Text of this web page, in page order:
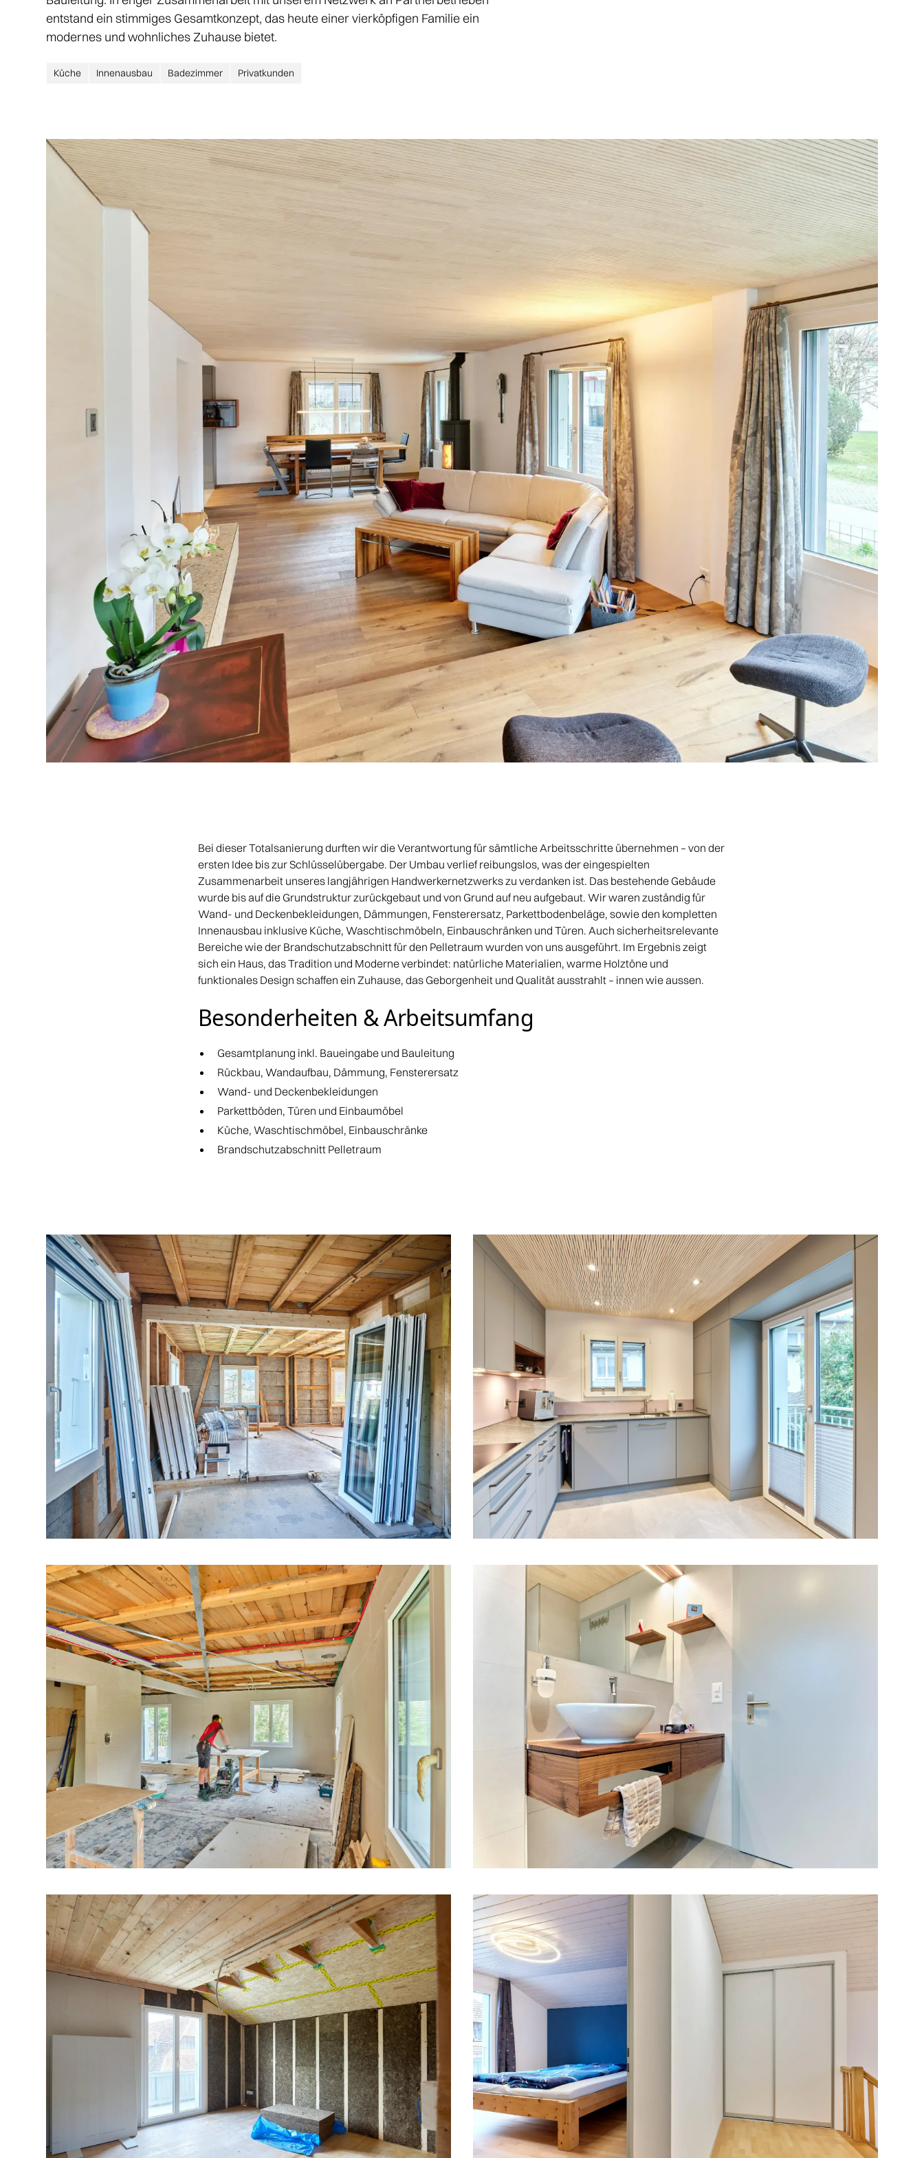
entstand ein stimmiges Gesamtkonzept, das heute einer vierköpfigen Familie ein
modernes und wohnliches Zuhause bietet.
Küche Innenausbau Badezimmer Privatkunden
Bei dieser Totalsanierung durften wir die Verantwortung für sämtliche Arbeitsschritte übernehmen – von der
ersten Idee bis zur Schlüsselübergabe. Der Umbau verlief reibungslos, was der eingespielten
Zusammenarbeit unseres langjährigen Handwerkernetzwerks zu verdanken ist. Das bestehende Gebäude
wurde bis auf die Grundstruktur zurückgebaut und von Grund auf neu aufgebaut. Wir waren zuständig für
Wand- und Deckenbekleidungen, Dämmungen, Fensterersatz, Parkettbodenbeläge, sowie den kompletten
Innenausbau inklusive Küche, Waschtischmöbeln, Einbauschränken und Türen. Auch sicherheitsrelevante
Bereiche wie der Brandschutzabschnitt für den Pelletraum wurden von uns ausgeführt. Im Ergebnis zeigt
sich ein Haus, das Tradition und Moderne verbindet: natürliche Materialien, warme Holztöne und
funktionales Design schaffen ein Zuhause, das Geborgenheit und Qualität ausstrahlt – innen wie aussen.
Besonderheiten & Arbeitsumfang
Gesamtplanung inkl. Baueingabe und Bauleitung
Rückbau, Wandaufbau, Dämmung, Fensterersatz
Wand- und Deckenbekleidungen
Parkettböden, Türen und Einbaumöbel
Küche, Waschtischmöbel, Einbauschränke
Brandschutzabschnitt Pelletraum